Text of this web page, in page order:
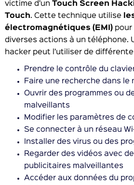
victime d’un
Touch Screen
Touch. Cette technique utilise
électromagnétiques (EMI) pour
diverses actions à un téléphone.
hacker peut l’utiliser de
Prendre le contrôle du
Faire une recherche dans le
Ouvrir des programmes ou
malveillants
Modifier les paramètres de
Se connecter à un réseau
Installer des virus ou des
Regarder des vidéos avec
publicitaires malveillantes
Accéder aux données du